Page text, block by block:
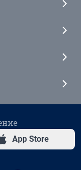
App Store